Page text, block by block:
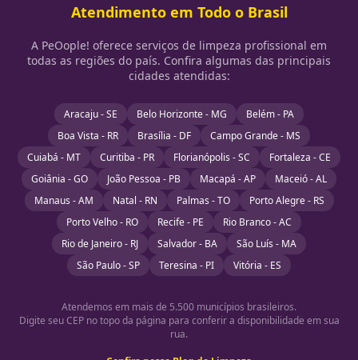
Atendimento em Todo o Brasil
A PeOople! oferece serviços de limpeza profissional em
todas as regiões do país. Confira algumas das principais
cidades atendidas:
Aracaju - SE Belo Horizonte - MG
Belém - PA
Boa Vista - RR
Brasília - DF
Campo Grande - MS
Cuiabá - MT
Curitiba - PR Florianópolis - SC
Fortaleza - CE
Goiânia - GO
João Pessoa - PB Macapá - AP
Maceió - AL
Manaus - AM
Natal - RN Palmas - TO
Porto Alegre - RS
Porto Velho - RO
Recife - PE
Rio Branco - AC
Rio de Janeiro - RJ
Salvador - BA
São Luís - MA
São Paulo - SP
Teresina - PI Vitória - ES
Atendemos em mais de 5.500 municípios brasileiros.
Digite seu CEP no topo da página para conferir a disponibilidade em sua
rua.